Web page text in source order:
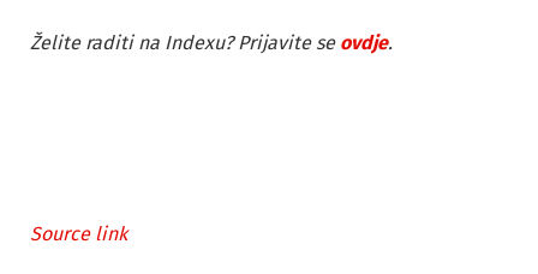
Želite raditi na Indexu? Prijavite se ovdje.
Source link